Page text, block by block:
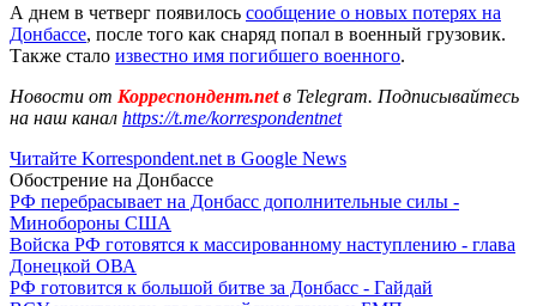
А днем в четверг появилось сообщение о новых потерях на
Донбассе, после того как снаряд попал в военный грузовик.
Также стало известно имя погибшего военного.
Новости от Корреспондент.netв Telegram. Подписывайтесь
на наш канал https://t.me/korrespondentnet
Читайте Korrespondent.net в Google News
Обострение на Донбассе
РФ перебрасывает на Донбасс дополнительные силы -
Минобороны США
Войска РФ готовятся к массированному наступлению - глава
Донецкой ОВА
РФ готовится к большой битве за Донбасс - Гайдай